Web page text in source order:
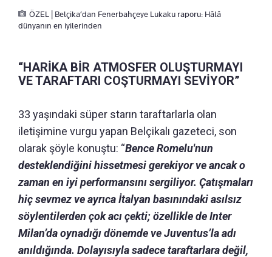
ÖZEL | Belçika’dan Fenerbahçeye Lukaku raporu: Hâlâ
dünyanın en iyilerinden
“HARİKA BİR ATMOSFER OLUŞTURMAYI
VE TARAFTARI COŞTURMAYI SEVİYOR”
33 yaşındaki süper starın taraftarlarla olan
iletişimine vurgu yapan Belçikalı gazeteci, son
olarak şöyle konuştu: “Bence Romelu'nun
desteklendiğini hissetmesi gerekiyor ve ancak o
zaman en iyi performansını sergiliyor. Çatışmaları
hiç sevmez ve ayrıca İtalyan basınındaki asılsız
söylentilerden çok acı çekti; özellikle de Inter
Milan’da oynadığı dönemde ve Juventus’la adı
anıldığında. Dolayısıyla sadece taraftarlara değil,